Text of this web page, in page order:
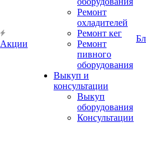
Акции
Ремонт
охладителей
Ремонт кег
Ремонт
пивного
оборудования
Выкуп и
консультации
Выкуп
оборудования
Консультации